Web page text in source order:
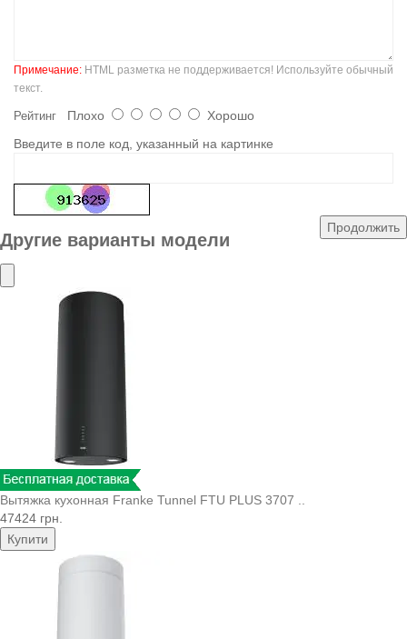
Примечание: HTML разметка не поддерживается! Используйте обычный
текст.
Рейтинг Плохо
Хорошо
Введите в поле код, указанный на картинке
Продолжить
Другие варианты модели
Вытяжка кухонная Franke Tunnel FTU PLUS 3707 ..
47424 грн.
Купити